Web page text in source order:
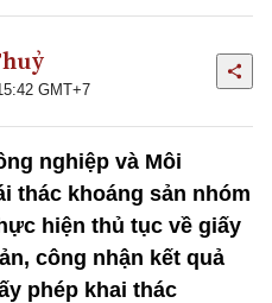
GMT+7
nghiệp và Môi
khoáng sản nhóm
hiện thủ tục về giấy
công nhận kết quả
phép khai thác